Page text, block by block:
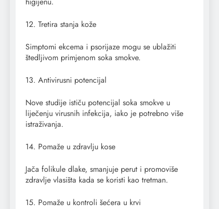
12. Tretira stanja kože
Simptomi ekcema i psorijaze mogu se ublažiti
štedljivom primjenom soka smokve.
13. Antivirusni potencijal
Nove studije ističu potencijal soka smokve u
liječenju virusnih infekcija, iako je potrebno više
istraživanja.
14. Pomaže u zdravlju kose
Jača folikule dlake, smanjuje perut i promoviše
zdravlje vlasišta kada se koristi kao tretman.
15. Pomaže u kontroli šećera u krvi